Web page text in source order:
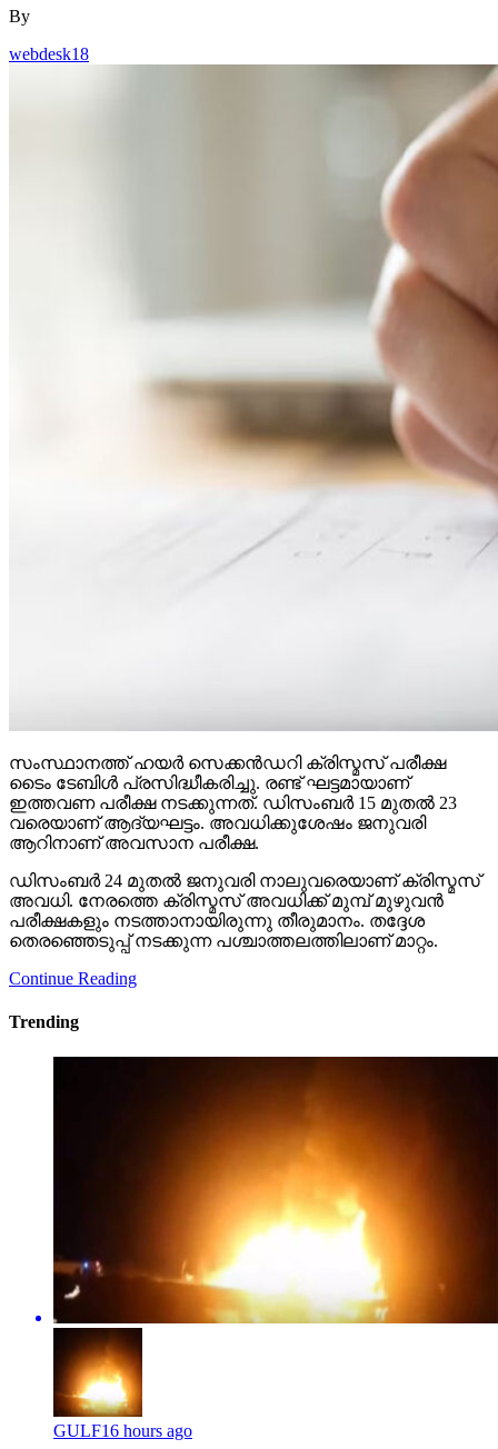
webdesk18
ഇത്തവണ പരീക്ഷ നടക്കുന്നത്. ഡിസംബര്‍ 15 മുതല്‍ 23
വരെയാണ് ആദ്യഘട്ടം. അവധിക്കുശേഷം ജനുവരി
ആറിനാണ് അവസാന പരീക്ഷ.
ഡിസംബര്‍ 24 മുതല്‍ ജനുവരി നാലുവരെയാണ് ക്രിസ്മസ്
പരീക്ഷകളും നടത്താനായിരുന്നു തീരുമാനം. തദ്ദേശ
തെരഞ്ഞെടുപ്പ് നടക്കുന്ന പശ്ചാത്തലത്തിലാണ് മാറ്റം.
Continue Reading
Trending
GULF 16 hours ago
മക്കമദീന ഹൈവേയില്‍ ഭീകരാപകടം: ഉംറ ബസ്